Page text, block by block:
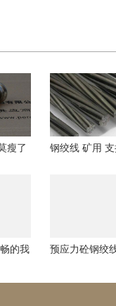
瘦了
钢绞线 矿用
的我
预应力砼钢绞